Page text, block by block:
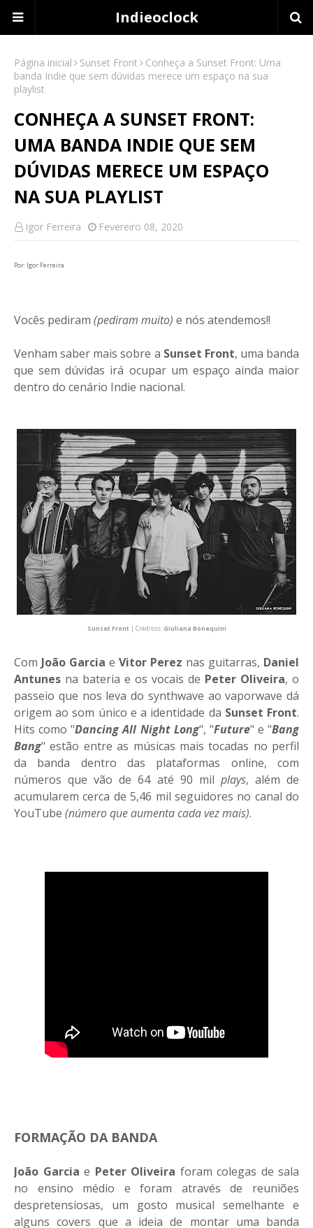
Indieoclock
Página inicial Sunset Front
Conheça a Sunset Front: Uma
banda Indie que sem dúvidas merece um espaço na sua
playlist
CONHEÇA A SUNSET FRONT:
UMA BANDA INDIE QUE SEM
DÚVIDAS MERECE UM ESPAÇO
NA SUA PLAYLIST
Igor Ferreira Fevereiro 08, 2020
Por: Igor Ferreira
Vocês pediram (pediram muito) e nós atendemos!!
Venham saber mais sobre a Sunset Front, uma banda
que sem dúvidas irá ocupar um espaço ainda maior
dentro do cenário Indie nacional.
Sunset Front| Créditos: Giuliana Bonequini
Com João Garcia e Vitor Perez nas guitarras, Daniel
Antunes na bateria e os vocais de Peter Oliveira, o
passeio que nos leva do synthwave ao vaporwave dá
origem ao som único e a identidade da Sunset Front.
Hits como "Dancing All Night Long", "Future" e "Bang
Bang" estão entre as músicas mais tocadas no perfil
da banda dentro das plataformas online, com
números que vão de 64 até 90 mil plays, além de
acumularem cerca de 5,46 mil seguidores no canal do
YouTube (número que aumenta cada vez mais).
FORMAÇÃO DA BANDA
João Garcia e Peter Oliveira foram colegas de sala
no ensino médio e foram através de reuniões
despretensiosas, um gosto musical semelhante e
alguns covers que a ideia de montar uma banda